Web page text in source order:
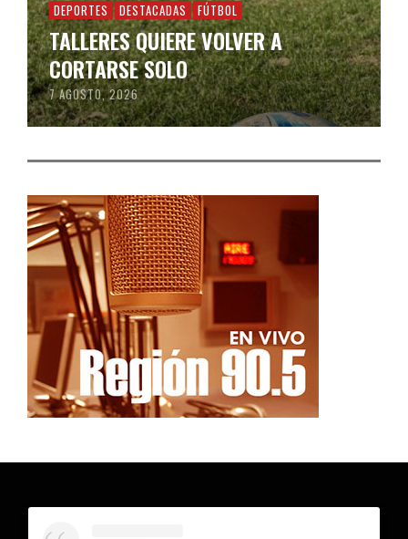
DEPORTES DESTACADAS FÚTBOL
TALLERES QUIERE VOLVER A
CORTARSE SOLO
7 AGOSTO, 2026